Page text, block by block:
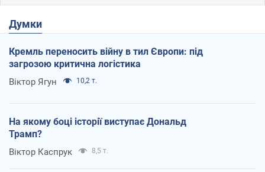
Думки
Кремль переносить війну в тил Європи: під
загрозою критична логістика
Віктор Ягун 10,2 т.
На якому боці історії виступає Дональд
Трамп?
Віктор Каспрук 8,5 т.